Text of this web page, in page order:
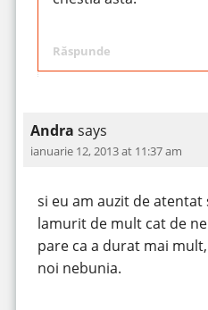
Răspunde
Andra says
ianuarie 12, 2013 at 11:37 am
si eu am auzit de atentat
lamurit de mult cat de
pare ca a durat mai
noi nebunia.